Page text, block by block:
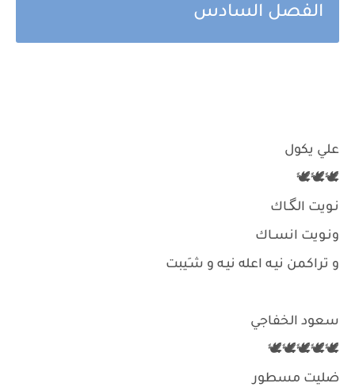
الفصل السادس
علي يكول
🕊🕊🕊
نـويت الگـاك
ونـويت انسـاك
و تراكمن نيـه اعله نيـه و شـَيبت
سعود الخفاجي
🕊🕊🕊🕊🕊
ضليت مسطور